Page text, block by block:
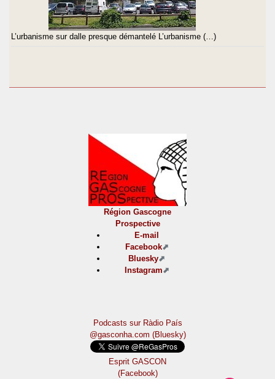
L’urbanisme sur dalle presque démantelé L’urbanisme (…)
Région Gascogne
Prospective
E-mail
Facebook
Bluesky
Instagram
Podcasts sur Ràdio País
@gasconha.com (Bluesky)
Esprit GASCON
(Facebook)